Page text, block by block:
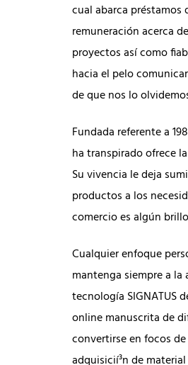
cual abarca
remuneración acerca
proyectos así­ como
hacia el pelo
de que nos lo
Fundada referente a
ha transpirado ofrece
Su vivencia le deja
productos a los
comercio es algún
Cualquier enfoque
mantenga siempre a
tecnología SIGNATUS
online manuscrita de
convertirse en focos
adquisicií³n de